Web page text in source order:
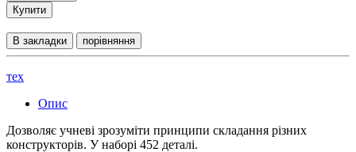
Купити
В закладки порівняння
тех
Опис
Дозволяє учневі зрозуміти принципи складання різних
конструкторів. У наборі 452 деталі.